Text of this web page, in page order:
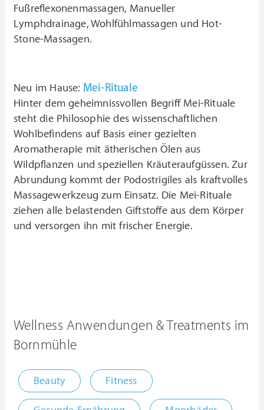
Fußreflexonenmassagen, Manueller
Lymphdrainage, Wohlfühlmassagen und Hot-
Stone-Massagen.
Neu im Hause: Mei-Rituale
Hinter dem geheimnissvollen Begriff Mei-Rituale
steht die Philosophie des wissenschaftlichen
Wohlbefindens auf Basis einer gezielten
Aromatherapie mit ätherischen Ölen aus
Wildpflanzen und speziellen Kräuteraufgüssen. Zur
Abrundung kommt der Podostrigiles als kraftvolles
Massagewerkzeug zum Einsatz. Die Mei-Rituale
ziehen alle belastenden Giftstoffe aus dem Körper
und versorgen ihn mit frischer Energie.
Wellness Anwendungen & Treatments im
Bornmühle
Beauty Fitness